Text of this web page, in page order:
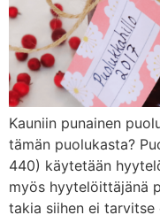
Kauniin punainen
tämän puolukasta?
440) käytetään
myös hyytelöittäjänä
takia siihen ei tarvitse